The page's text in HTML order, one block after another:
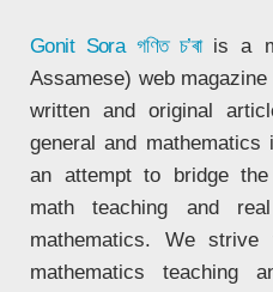
Gonit Sora গণিত চ’ৰাis a
Assamese) web
written and original
general and
an attempt to bridge
math teaching and
mathematics. We
mathematics teaching